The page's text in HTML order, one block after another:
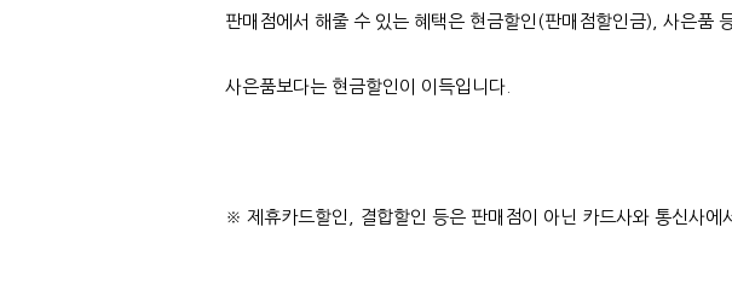
판매점에서 해줄 수 있는 혜택은 현금할인(판매점할인금), 사은품
사은품보다는 현금할인이 이득입니다.
※ 제휴카드할인, 결합할인 등은 판매점이 아닌 카드사와 통신사에